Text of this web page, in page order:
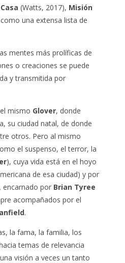
(Watts, 2017), Misión
una extensa lista de
mentes más prolíficas de
o creaciones se puede
y transmitida por
mismo Glover, donde
su ciudad natal, de donde
otros. Pero al mismo
el suspenso, el terror, la
), cuya vida está en el hoyo
de esa ciudad) y por
, encarnado por Brian Tyree
acompañados por el
.
la fama, la familia, los
temas de relevancia
visión a veces un tanto